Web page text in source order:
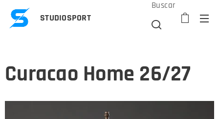
STUDIOSPORT
Buscar
Curacao Home 26/27